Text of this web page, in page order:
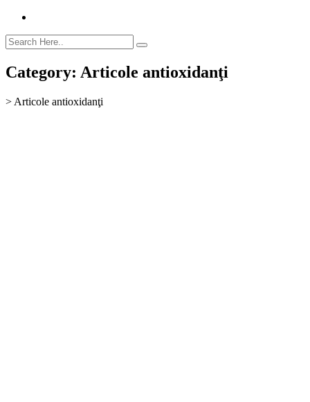
Category: Articole antioxidanţi
> Articole antioxidanţi